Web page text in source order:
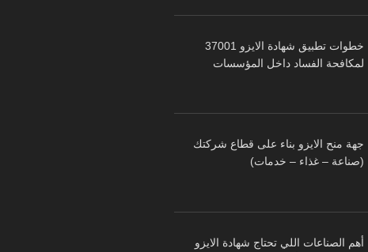
خطوات تطبيق شهادة الايزو 37001
لمكافحة الفساد داخل المؤسسات
جهة منح الايزو بناء على قطاع شركتك
(صناعة – غذاء – خدمات)
أهم الصناعات اللي تحتاج شهادة الايزو